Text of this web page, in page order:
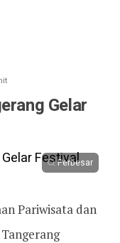
Gelar
Perbesar
Pariwisata dan